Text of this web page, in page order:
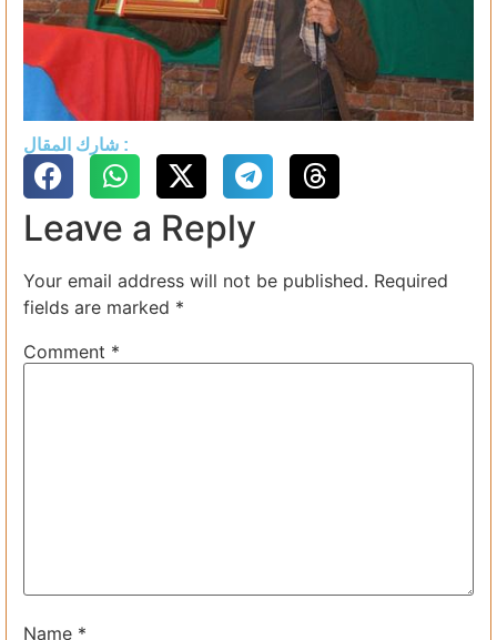
شارك المقال :
Leave a Reply
Your email address will not be published. Required
fields are marked *
Comment *
Name *